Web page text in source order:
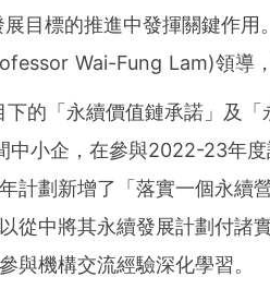
展目標的推進中發揮關鍵作
Wai-Fung Lam)領導
下的「永續價值鏈承諾」及
中小企，在參與2022-23年
計劃新增了「落實一個永續
從中將其永續發展計劃付諸
與機構交流經驗深化學習。